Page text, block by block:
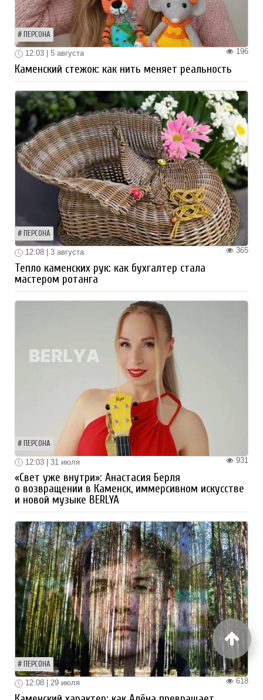
ПЕРСОНА
196
12:03 | 5 августа
Каменский стежок: как нить меняет реальность
ПЕРСОНА
365
12:08 | 3 августа
Тепло каменских рук: как бухгалтер стала
мастером ротанга
ПЕРСОНА
931
12:03 | 31 июля
«Свет уже внутри»: Анастасия Берля
о возвращении в Каменск, иммерсивном искусстве
и новой музыке BERLYA
ПЕРСОНА
618
12:08 | 29 июля